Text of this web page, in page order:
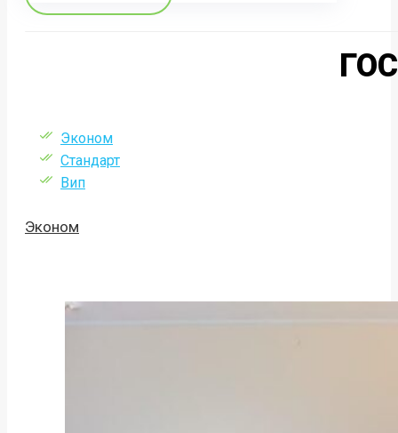
Эконом
Стандарт
Вип
Эконом